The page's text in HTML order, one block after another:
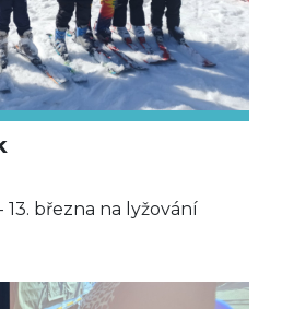
13. března na lyžování